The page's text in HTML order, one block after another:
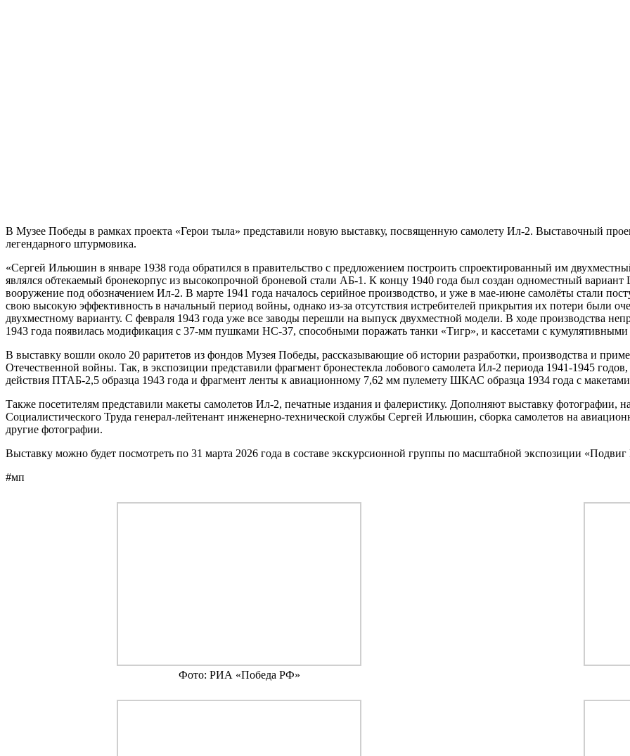
В Музее Победы в рамках проекта «Герои тыла» представили новую выставку, посвященную самолету Ил-2. Выставочный
легендарного штурмовика.
«Сергей Ильюшин в январе 1938 года обратился в правительство с предложением построить спроектированный им
являлся обтекаемый бронекорпус из высокопрочной броневой стали АБ-1. К концу 1940 года был создан одноместный
вооружение под обозначением Ил-2. В марте 1941 года началось серийное производство, и уже в мае-июне самолёты стали
свою высокую эффективность в начальный период войны, однако из-за отсутствия истребителей прикрытия их потери были
двухместному варианту. С февраля 1943 года уже все заводы перешли на выпуск двухместной модели. В ходе производства
1943 года появилась модификация с 37-мм пушками НС-37, способными поражать танки «Тигр», и кассетами с
В выставку вошли около 20 раритетов из фондов Музея Победы, рассказывающие об истории разработки, производства и
Отечественной войны. Так, в экспозиции представили фрагмент бронестекла лобового самолета Ил-2 периода 1941-1945
действия ПТАБ-2,5 образца 1943 года и фрагмент ленты к авиационному 7,62 мм пулемету ШКАС образца 1934 года с
Также посетителям представили макеты самолетов Ил-2, печатные издания и фалеристику. Дополняют выставку фотографии,
Социалистического Труда генерал-лейтенант инженерно-технической службы Сергей Ильюшин, сборка самолетов на
другие фотографии.
Выставку можно будет посмотреть по 31 марта 2026 года в составе экскурсионной группы по масштабной экспозиции «Подвиг
#мп
Фото: РИА «Победа РФ»